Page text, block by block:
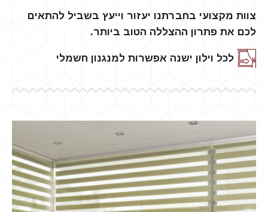
צוות מקצועי בחברתנו יעזור וייעץ בשביל להתאים
לכם את פתרון ההצללה הטוב ביותר.
לכל וילון ישנה אפשרות למנגנון חשמלי